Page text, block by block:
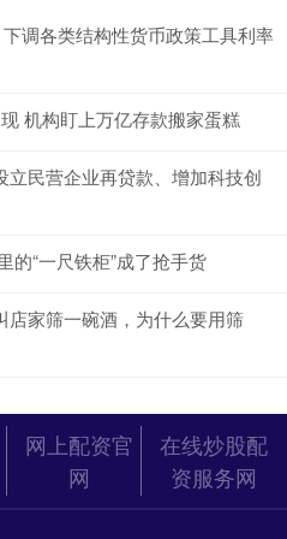
调各类结构性货币政策工具利率
机构盯上万亿存款搬家蛋糕
民营企业再贷款、增加科技创
的“一尺铁柜”成了抢手货
店家筛一碗酒，为什么要用筛
网上配资官
网
在线炒股配
资服务网